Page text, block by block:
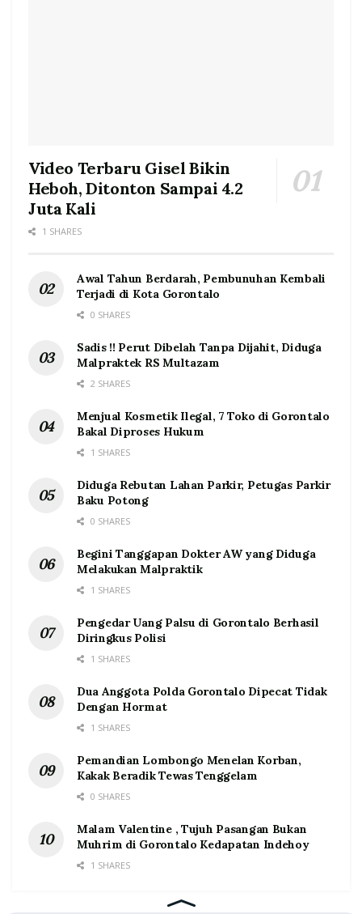
Video Terbaru Gisel Bikin
Heboh, Ditonton Sampai 4.2
Juta Kali
1 SHARES
Awal Tahun Berdarah, Pembunuhan Kembali
Terjadi di Kota Gorontalo
0 SHARES
Sadis !! Perut Dibelah Tanpa Dijahit, Diduga
Malpraktek RS Multazam
2 SHARES
Menjual Kosmetik Ilegal, 7 Toko di Gorontalo
Bakal Diproses Hukum
1 SHARES
Diduga Rebutan Lahan Parkir, Petugas Parkir
Baku Potong
0 SHARES
Begini Tanggapan Dokter AW yang Diduga
Melakukan Malpraktik
1 SHARES
Pengedar Uang Palsu di Gorontalo Berhasil
Diringkus Polisi
1 SHARES
Dua Anggota Polda Gorontalo Dipecat Tidak
Dengan Hormat
1 SHARES
Pemandian Lombongo Menelan Korban,
Kakak Beradik Tewas Tenggelam
0 SHARES
Malam Valentine , Tujuh Pasangan Bukan
Muhrim di Gorontalo Kedapatan Indehoy
1 SHARES